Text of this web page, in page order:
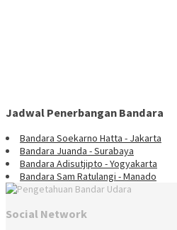
Jadwal Penerbangan Bandara
Bandara Soekarno Hatta - Jakarta
Bandara Juanda - Surabaya
Bandara Adisutjipto - Yogyakarta
Bandara Sam Ratulangi - Manado
Social Network